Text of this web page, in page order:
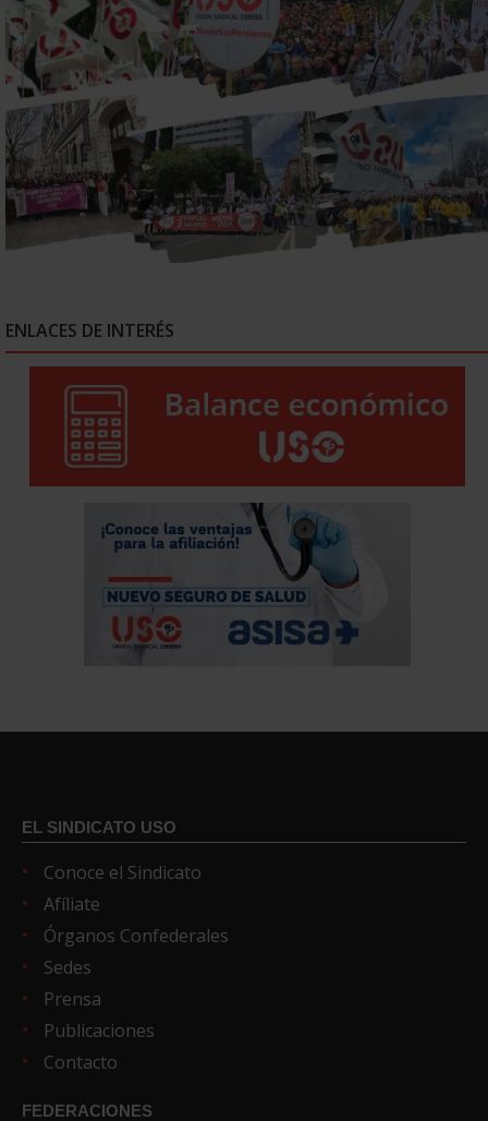
ENLACES DE INTERÉS
EL SINDICATO USO
Conoce el Sindicato
Afíliate
Órganos Confederales
Sedes
Prensa
Publicaciones
Contacto
FEDERACIONES